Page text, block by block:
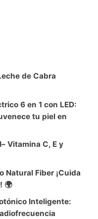
de Cabra
6 en 1 con LED:
tu piel en
Vitamina C, E y
Natural Fiber ¡Cuida
🌍
Inteligente: